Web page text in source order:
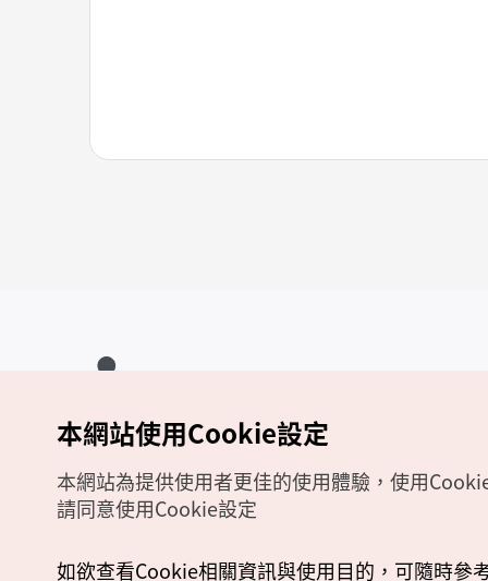
Copyrights (c) 韓國觀光公社版權所有
如有相關疑問或建議，歡迎來信至官方信箱
本網站使用Cookie設定
本網站為提供使用者更佳的使用體驗，使用
請同意使用Cookie設定
如欲查看Cookie相關資訊與使用目的，可隨時參